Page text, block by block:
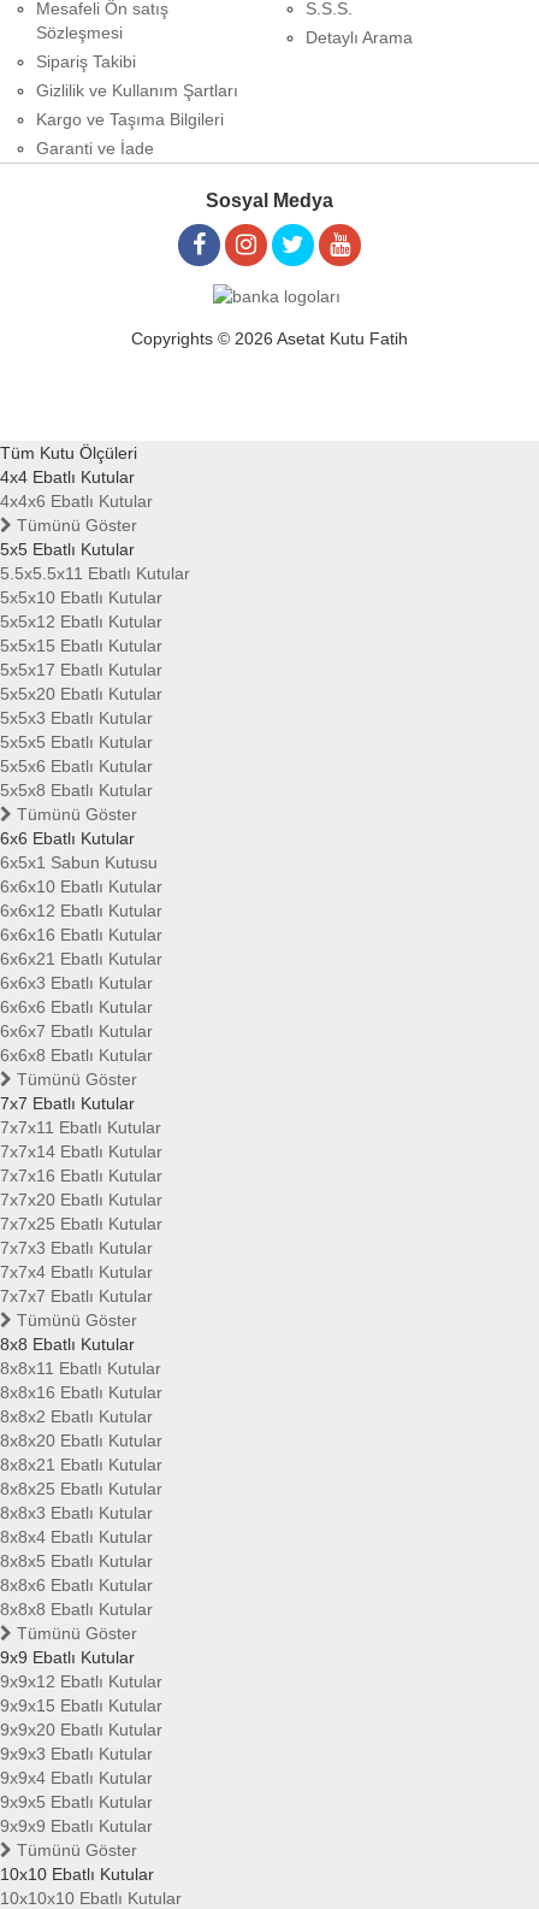
Mesafeli Ön satış
Sözleşmesi
Sipariş Takibi
Gizlilik ve Kullanım Şartları
Kargo ve Taşıma Bilgileri
Garanti ve İade
S.S.S.
Detaylı Arama
Sosyal Medya
Copyrights © 2026 Asetat Kutu Fatih
Tüm Kutu Ölçüleri
4x4 Ebatlı Kutular
4x4x6 Ebatlı Kutular
Tümünü Göster
5x5 Ebatlı Kutular
5.5x5.5x11 Ebatlı Kutular
5x5x10 Ebatlı Kutular
5x5x12 Ebatlı Kutular
5x5x15 Ebatlı Kutular
5x5x17 Ebatlı Kutular
5x5x20 Ebatlı Kutular
5x5x3 Ebatlı Kutular
5x5x5 Ebatlı Kutular
5x5x6 Ebatlı Kutular
5x5x8 Ebatlı Kutular
Tümünü Göster
6x6 Ebatlı Kutular
6x5x1 Sabun Kutusu
6x6x10 Ebatlı Kutular
6x6x12 Ebatlı Kutular
6x6x16 Ebatlı Kutular
6x6x21 Ebatlı Kutular
6x6x3 Ebatlı Kutular
6x6x6 Ebatlı Kutular
6x6x7 Ebatlı Kutular
6x6x8 Ebatlı Kutular
Tümünü Göster
7x7 Ebatlı Kutular
7x7x11 Ebatlı Kutular
7x7x14 Ebatlı Kutular
7x7x16 Ebatlı Kutular
7x7x20 Ebatlı Kutular
7x7x25 Ebatlı Kutular
7x7x3 Ebatlı Kutular
7x7x4 Ebatlı Kutular
7x7x7 Ebatlı Kutular
Tümünü Göster
8x8 Ebatlı Kutular
8x8x11 Ebatlı Kutular
8x8x16 Ebatlı Kutular
8x8x2 Ebatlı Kutular
8x8x20 Ebatlı Kutular
8x8x21 Ebatlı Kutular
8x8x25 Ebatlı Kutular
8x8x3 Ebatlı Kutular
8x8x4 Ebatlı Kutular
8x8x5 Ebatlı Kutular
8x8x6 Ebatlı Kutular
8x8x8 Ebatlı Kutular
Tümünü Göster
9x9 Ebatlı Kutular
9x9x12 Ebatlı Kutular
9x9x15 Ebatlı Kutular
9x9x20 Ebatlı Kutular
9x9x3 Ebatlı Kutular
9x9x4 Ebatlı Kutular
9x9x5 Ebatlı Kutular
9x9x9 Ebatlı Kutular
Tümünü Göster
10x10 Ebatlı Kutular
10x10x10 Ebatlı Kutular